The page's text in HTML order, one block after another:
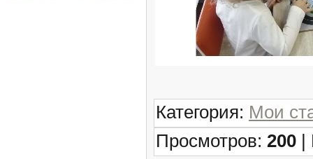
Категория: Мои
Просмотров: 200 |